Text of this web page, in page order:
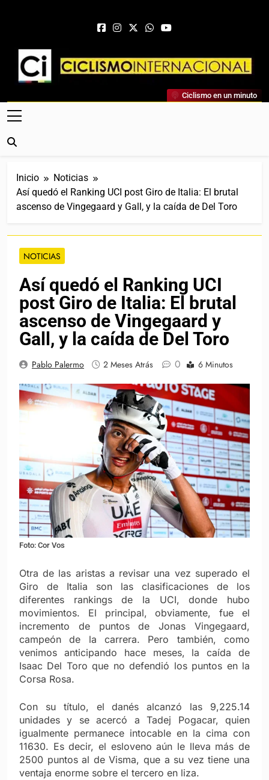
Ciclismo Internacional
Web Dedicada Al Ciclismo Mundial. Entrevistas, Análisis,
Crónicas, Previas Y Más. La Web Ciclista De Referencia.
Ciclismo en un minuto
Inicio
Noticias
Así quedó el Ranking UCI post Giro de Italia: El brutal
ascenso de Vingegaard y Gall, y la caída de Del Toro
NOTICIAS
Así quedó el Ranking UCI
post Giro de Italia: El brutal
ascenso de Vingegaard y
Gall, y la caída de Del Toro
Pablo Palermo 2 Meses Atrás 0 6 Minutos
Foto: Cor Vos
Otra de las aristas a revisar una vez superado el
Giro de Italia son las clasificaciones de los
diferentes rankings de la UCI, donde hubo
movimientos. El principal, obviamente, fue el
incremento de puntos de Jonas Vingegaard,
campeón de la carrera. Pero también, como
venimos anticipando hace meses, la caída de
Isaac Del Toro que no defendió los puntos en la
Corsa Rosa.
Con su título, el danés alcanzó las 9,225.14
unidades y se acercó a Tadej Pogacar, quien
igualmente permanece intocable en la cima con
11630. Es decir, el esloveno aún le lleva más de
2500 puntos al de Visma, que a su vez tiene una
ventaja enorme sobre el tercero en liza.